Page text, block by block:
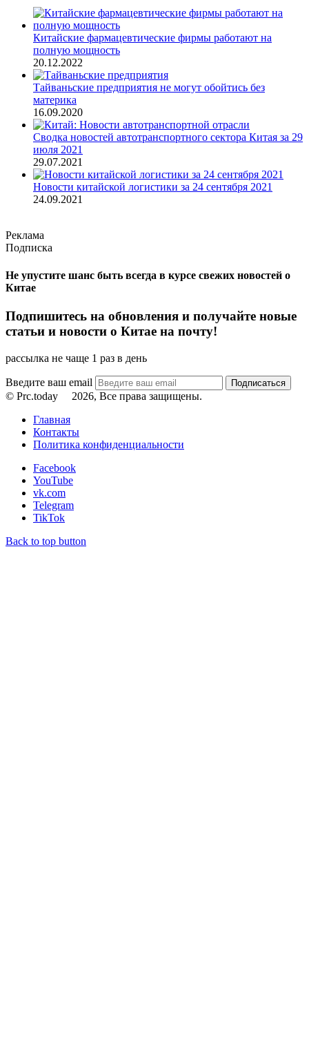
Китайские фармацевтические фирмы работают на
полную мощность
20.12.2022
Тайваньские предприятия не могут обойтись без
материка
16.09.2020
Сводка новостей автотранспортного сектора Китая за 29
июля 2021
29.07.2021
Новости китайской логистики за 24 сентября 2021
24.09.2021
Реклама
Подписка
Не упустите шанс быть всегда в курсе свежих новостей о
Китае
Подпишитесь на обновления и получайте новые
статьи и новости о Китае на почту!
рассылка не чаще 1 раз в день
Введите ваш email
© Prc.today
2026, Все права защищены.
Главная
Контакты
Политика конфиденциальности
Facebook
YouTube
vk.com
Telegram
TikTok
Back to top button